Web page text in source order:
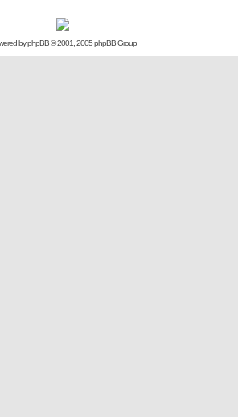
byphpBB© 2001, 2005 phpBB Group